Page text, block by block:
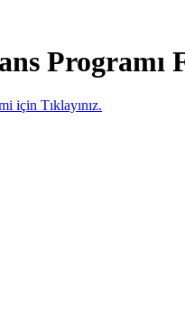
Programı
için Tıklayınız.